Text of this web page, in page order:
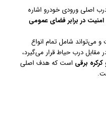
اصلی ورودی خودرو اشاره
امنیت در برابر فضای عمومی
می‌تواند شامل تمام انواع
مقابل درب حیاط قرار می‌گیرد،
برقی است که هدف اصلی